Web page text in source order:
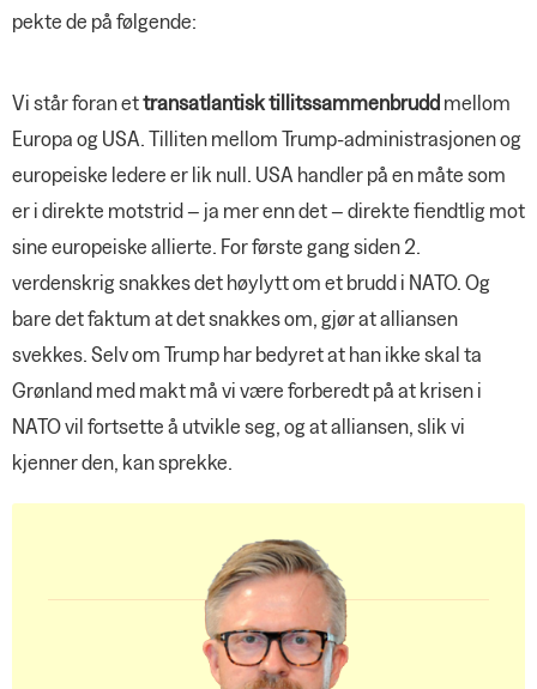
pekte de på følgende:
Vi står foran ettransatlantisk tillitssammenbruddmellom
Europa og USA. Tilliten mellom Trump-administrasjonen og
europeiske ledere er lik null. USA handler på en måte som
er i direkte motstrid – ja mer enn det – direkte fiendtlig mot
sine europeiske allierte. For første gang siden 2.
verdenskrig snakkes det høylytt om et brudd i NATO. Og
bare det faktum at det snakkes om, gjør at alliansen
svekkes. Selv om Trump har bedyret at han ikke skal ta
Grønland med makt må vi være forberedt på at krisen i
NATO vil fortsette å utvikle seg, og at alliansen, slik vi
kjenner den, kan sprekke.